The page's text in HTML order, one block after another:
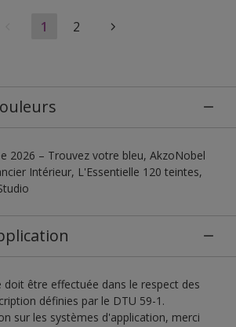
1 2
2026 – Trouvez votre bleu, AkzoNobel
Intérieur, L'Essentielle 120 teintes,
doit être effectuée dans le respect des
définies par le DTU 59-1.
sur les systèmes d'application, merci